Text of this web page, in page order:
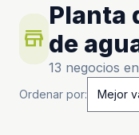
store
Planta
de
13 negocios
Ordenar por: